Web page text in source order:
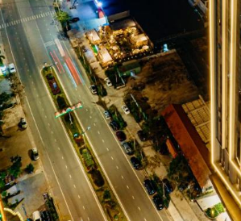
của khách hàng về The Watson Premium
vui chơi ở Hạ Long gần khách sạn
đặt phòng khách sạn
tin liên hệ: